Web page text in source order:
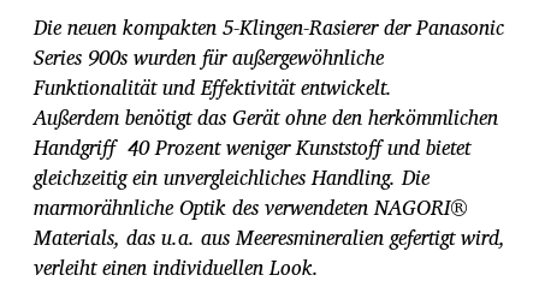
t
r
a
g
s
d
a
t
u
m
Die neuen kompakten 5-Klingen-Rasierer der Panasonic
Series 900s wurden für außergewöhnliche
Funktionalität und Effektivität entwickelt.
Außerdembenötigt das Gerät ohne den herkömmlichen
Handgriff 40 Prozent weniger Kunststoff und bietet
gleichzeitig ein unvergleichliches Handling. Die
marmorähnliche Optik des verwendeten NAGORI®
Materials, das u.a. aus Meeresmineralien gefertigt wird,
verleiht einen individuellen Look.